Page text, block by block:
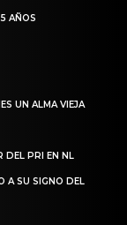
AÑOS
UN ALMA VIEJA
DEL PRI EN NL
A SU SIGNO DEL